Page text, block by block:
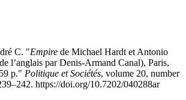
C. "Empire de Michael Hardt et Antonio
l’anglais par Denis-Armand Canal), Paris,
p." Politique et Sociétés, volume 20, number
https://doi.org/10.7202/040288ar